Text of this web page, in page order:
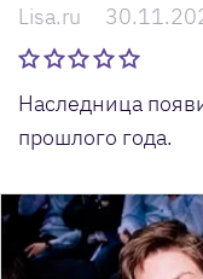
Lisa.ru
Наследница
прошлого года.